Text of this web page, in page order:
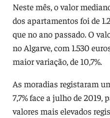
Neste mês, o valor
dos apartamentos foi de
que no ano passado. O
no Algarve, com 1.530
maior variação, de 10,7%.
As moradias registaram
7,7% face a julho de 2019,
valores mais elevados